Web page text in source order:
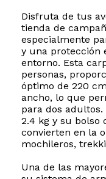
Disfruta de tus
tienda de
especialmente
y una protección
entorno. Esta
personas,
óptimo de 220
ancho, lo que
para dos
2.4 kg y su bolso
convierten en la
mochileros,
Una de las